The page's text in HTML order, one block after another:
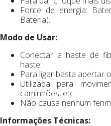
Fonte de energia:
Bateria).
Modo de Usar:
Conectar a haste de
haste.
Para ligar basta apertar
Utilizada para
caminhões, etc.
Não causa nenhum
Informações Técnicas: